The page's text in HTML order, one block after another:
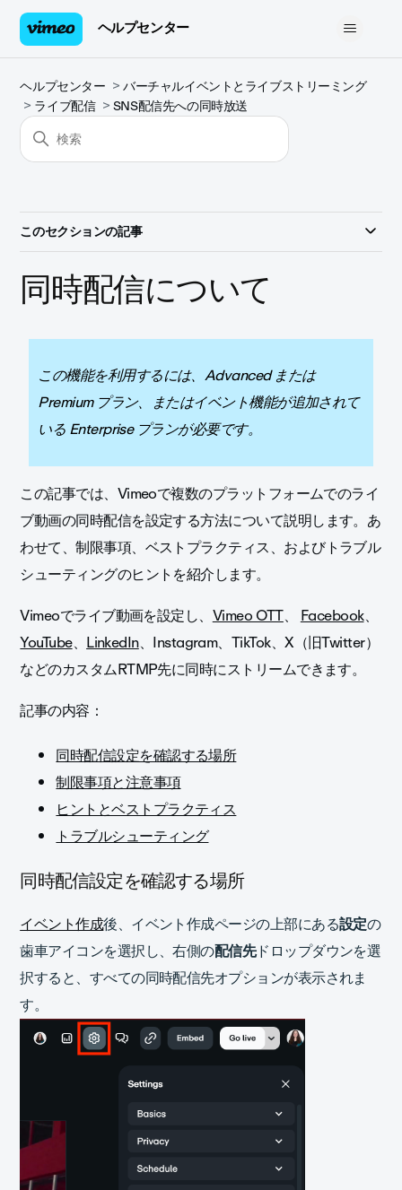
ヘルプセンター
ヘルプセンター
バーチャルイベントとライブストリーミング
ライブ配信
SNS配信先への同時放送
このセクションの記事
同時配信について
この機能を利用するには、Advanced または
Premium プラン、またはイベント機能が追加されて
いる Enterprise プランが必要です。
この記事では、Vimeoで複数のプラットフォームでのライ
ブ動画の同時配信を設定する方法について説明します。あ
わせて、制限事項、ベストプラクティス、およびトラブル
シューティングのヒントを紹介します。
Vimeoでライブ動画を設定し、Vimeo OTT、Facebook、
YouTube、LinkedIn、Instagram、TikTok、X（旧Twitter）
などのカスタムRTMP先に同時にストリームできます。
記事の内容：
同時配信設定を確認する場所
制限事項と注意事項
ヒントとベストプラクティス
トラブルシューティング
同時配信設定を確認する場所
イベント作成後、イベント作成ページの上部にある設定の
歯車アイコンを選択し、右側の配信先ドロップダウンを選
択すると、すべての同時配信先オプションが表示されま
す。